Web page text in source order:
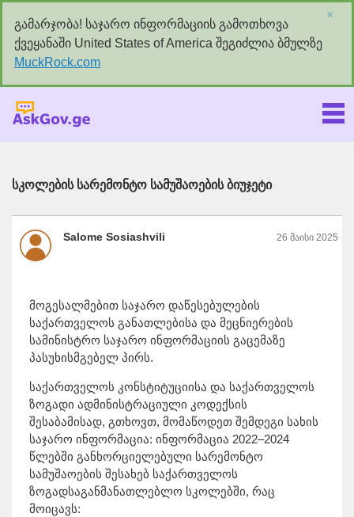
გამარჯობა! საჯარო ინფორმაციის გამოთხოვა
ქვეყანაში United States of America შეგიძლია ბმულზე
MuckRock.com
×
სკოლების სარემონტო სამუშაოების ბიუჯეტი
Salome Sosiashvili 26 მაისი 2025
მოგესალმებით საჯარო დაწესებულების
საქართველოს განათლებისა და მეცნიერების
სამინისტრო საჯარო ინფორმაციის გაცემაზე
პასუხისმგებელ პირს.
საქართველოს კონსტიტუციისა და საქართველოს
ზოგადი ადმინისტრაციული კოდექსის
შესაბამისად, გთხოვთ, მომაწოდეთ შემდეგი სახის
საჯარო ინფორმაცია: ინფორმაცია 2022–2024
წლებში განხორციელებული სარემონტო
სამუშაოების შესახებ საქართველოს
ზოგადსაგანმანათლებლო სკოლებში, რაც
მოიცავს: